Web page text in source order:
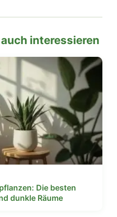
interessieren
Die besten
dunkle Räume